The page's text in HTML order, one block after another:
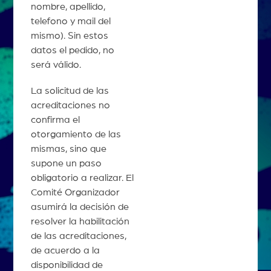
nombre, apellido,
telefono y mail del
mismo). Sin estos
datos el pedido, no
será válido.
La solicitud de las
acreditaciones no
confirma el
otorgamiento de las
mismas, sino que
supone un paso
obligatorio a realizar. El
Comité Organizador
asumirá la decisión de
resolver la habilitación
de las acreditaciones,
de acuerdo a la
disponibilidad de